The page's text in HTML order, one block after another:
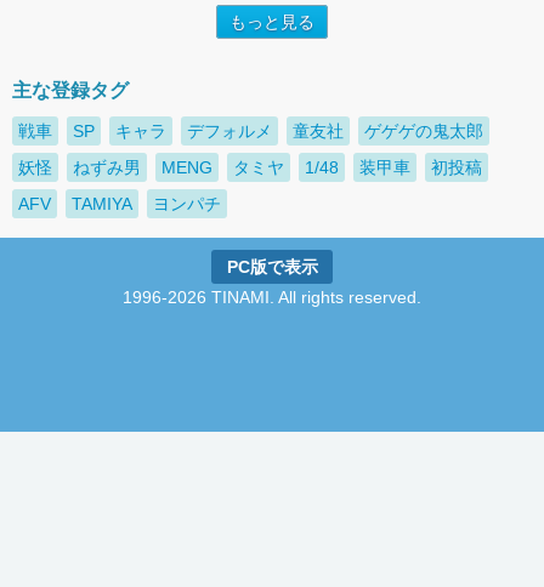
もっと見る
主な登録タグ
戦車 SP キャラ デフォルメ 童友社
ゲゲゲの鬼太郎
妖怪
ねずみ男 MENG タミヤ 1/48 装甲車
初投稿
AFV
TAMIYA ヨンパチ
PC版で表示
1996-2026 TINAMI. All rights reserved.